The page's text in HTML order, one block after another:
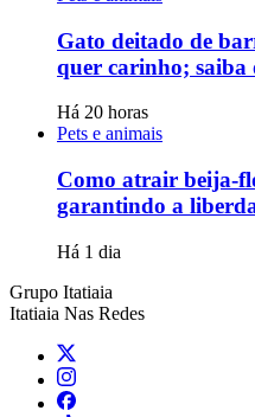
Gato deitado de
quer carinho; saiba
Há 20 horas
Pets e animais
Como atrair beija-
garantindo a
Há 1 dia
Grupo Itatiaia
Itatiaia Nas Redes